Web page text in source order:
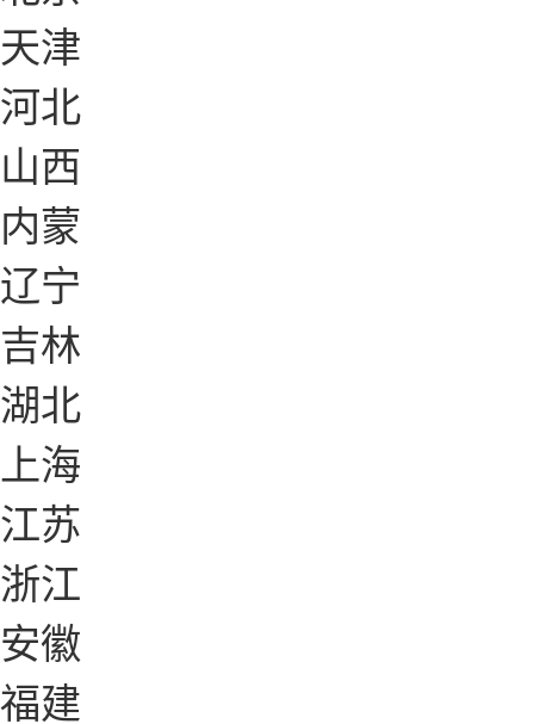
天津
河北
山西
内蒙
辽宁
吉林
湖北
上海
江苏
浙江
安徽
福建